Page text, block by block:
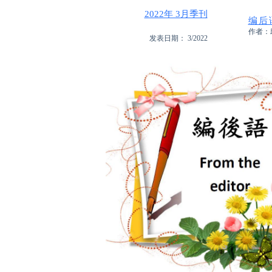
2022年 3月季刊
发表日期： 3/2022
编后
作者：